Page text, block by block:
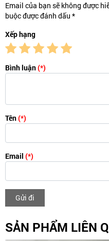
Email của bạn sẽ không được
buộc được đánh dấu *
Xếp hạng
Bình luận(*)
Tên(*)
Email (*)
Gửi đi
SẢN PHẨM LIÊN